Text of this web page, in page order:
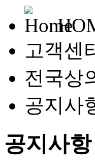
고객센
전국상
공지사
공지사항